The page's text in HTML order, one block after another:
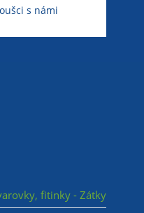
s námi
fitinky - Zátky